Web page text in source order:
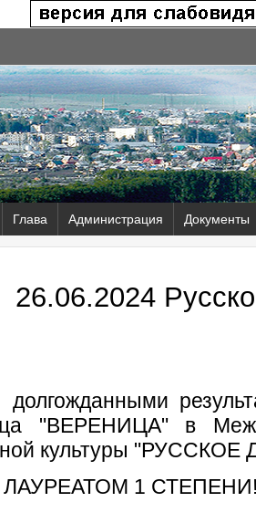
Глава Администрация Документы
26.06.2024
"ВЕРЕНИЦА" в
культуры "РУССКОЕ
ЛАУРЕАТОМ 1